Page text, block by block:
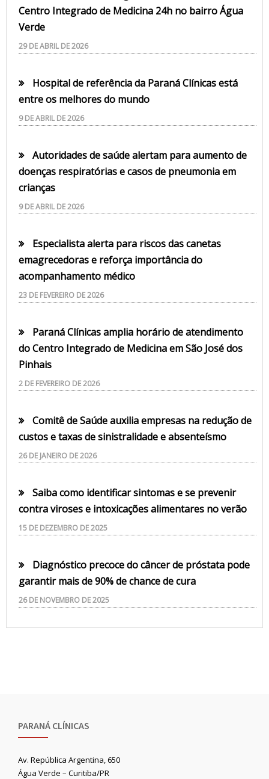
Centro Integrado de Medicina 24h no bairro Água
Verde
29 DE ABRIL DE 2026
Hospital de referência da Paraná Clínicas está
entre os melhores do mundo
9 DE ABRIL DE 2026
Autoridades de saúde alertam para aumento de
doenças respiratórias e casos de pneumonia em
crianças
9 DE ABRIL DE 2026
Especialista alerta para riscos das canetas
emagrecedoras e reforça importância do
acompanhamento médico
23 DE FEVEREIRO DE 2026
Paraná Clínicas amplia horário de atendimento
do Centro Integrado de Medicina em São José dos
Pinhais
2 DE FEVEREIRO DE 2026
Comitê de Saúde auxilia empresas na redução de
custos e taxas de sinistralidade e absenteísmo
26 DE JANEIRO DE 2026
Saiba como identificar sintomas e se prevenir
contra viroses e intoxicações alimentares no verão
15 DE DEZEMBRO DE 2025
Diagnóstico precoce do câncer de próstata pode
garantir mais de 90% de chance de cura
26 DE NOVEMBRO DE 2025
PARANÁ CLÍNICAS
Av. República Argentina, 650
Água Verde – Curitiba/PR